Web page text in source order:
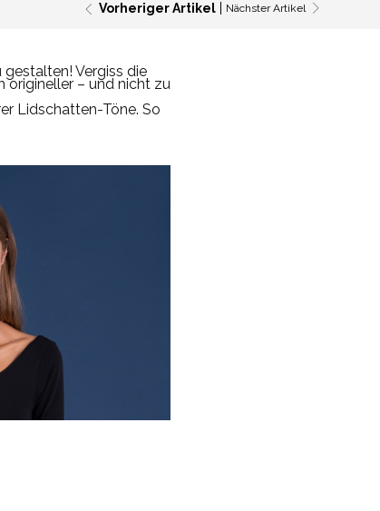
Vorheriger Artikel Nächster Artikel
Vergiss die
origineller – und nicht zu
Lidschatten-Töne. So